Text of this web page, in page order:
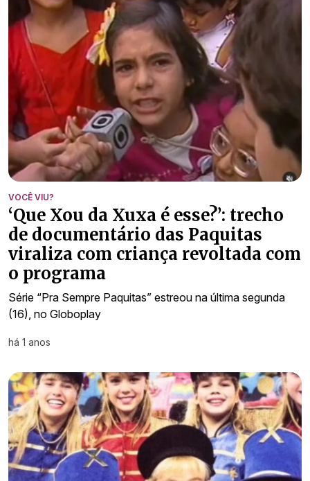
VOCÊ VIU?
‘Que Xou da Xuxa é esse?’: trecho
de documentário das Paquitas
viraliza com criança revoltada com
o programa
Série “Pra Sempre Paquitas” estreou na última segunda
(16), no Globoplay
há 1 anos